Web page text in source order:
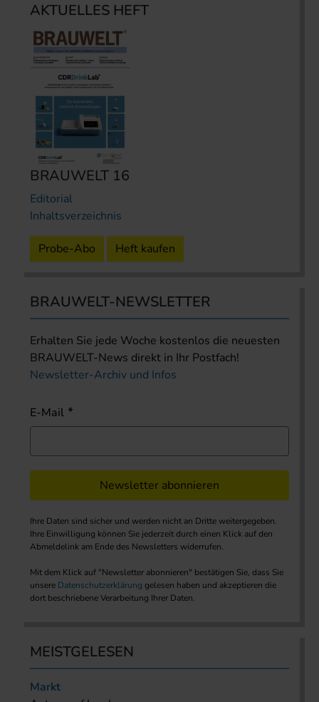
AKTUELLES HEFT
BRAUWELT 16
Editorial
Inhaltsverzeichnis
Probe-Abo Heft kaufen
BRAUWELT-NEWSLETTER
Erhalten Sie jede Woche kostenlos die neuesten
BRAUWELT-News direkt in Ihr Postfach!
Newsletter-Archiv und Infos
E-Mail
Newsletter abonnieren
Ihre Daten sind sicher und werden nicht an Dritte weitergegeben.
Ihre Einwilligung können Sie jederzeit durch einen Klick auf den
Abmeldelink am Ende des Newsletters widerrufen.
Mit dem Klick auf "Newsletter abonnieren" bestätigen Sie, dass Sie
unsere Datenschutzerklärung gelesen haben und akzeptieren die
dort beschriebene Verarbeitung Ihrer Daten.
MEISTGELESEN
Markt